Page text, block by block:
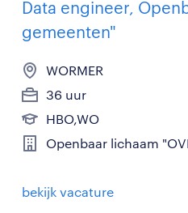
Data engineer,
gemeenten"
WORMER
36 uur
HBO,WO
Openbaar lichaam
bekijk vacature